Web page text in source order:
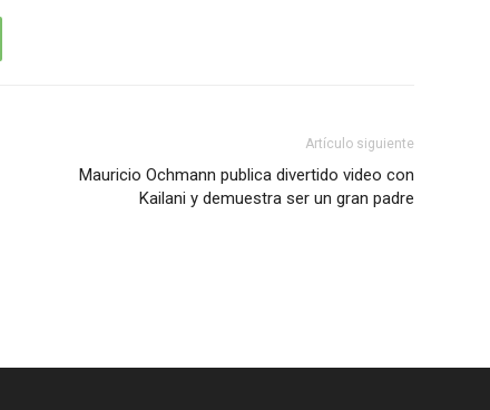
Artículo siguiente
Mauricio Ochmann publica divertido video con
Kailani y demuestra ser un gran padre